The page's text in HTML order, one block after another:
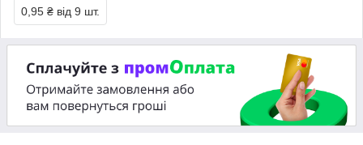
0,95 ₴ від 9 шт.